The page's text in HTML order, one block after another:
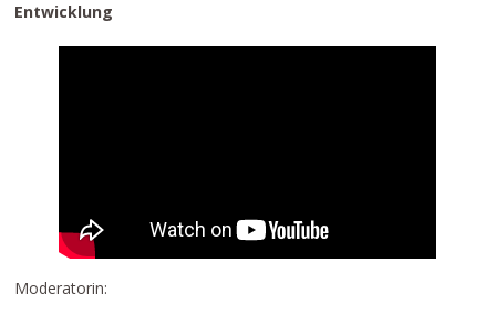
Entwicklung
Moderatorin: